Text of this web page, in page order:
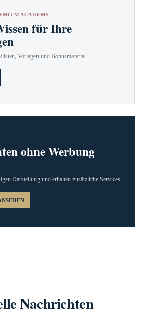
ACADEMY
für Ihre
Vorlagen und Bonusmaterial.
ohne Werbung
Darstellung und erhalten zusätzliche Services.
Nachrichten